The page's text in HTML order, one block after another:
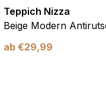
Teppich Nizza
Beige Modern
ab €29,99
Alle